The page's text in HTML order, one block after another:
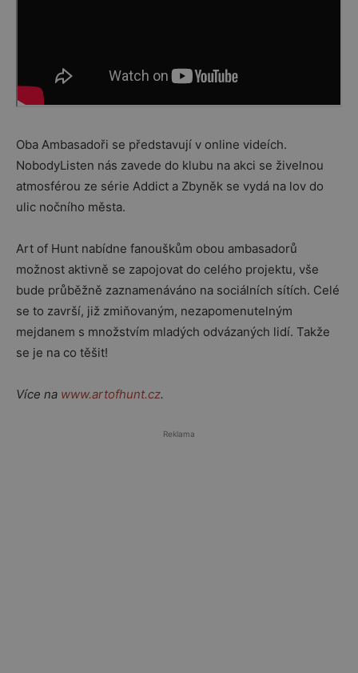
Oba Ambasadoři se představují v online videích.
NobodyListen nás zavede do klubu na akci se živelnou
atmosférou ze série Addict a Zbyněk se vydá na lov do
ulic nočního města.
Art of Hunt nabídne fanouškům obou ambasadorů
možnost aktivně se zapojovat do celého projektu, vše
bude průběžně zaznamenáváno na sociálních sítích. Celé
se to završí, již zmiňovaným, nezapomenutelným
mejdanem s množstvím mladých odvázaných lidí. Takže
se je na co těšit!
Více na www.artofhunt.cz.
Reklama